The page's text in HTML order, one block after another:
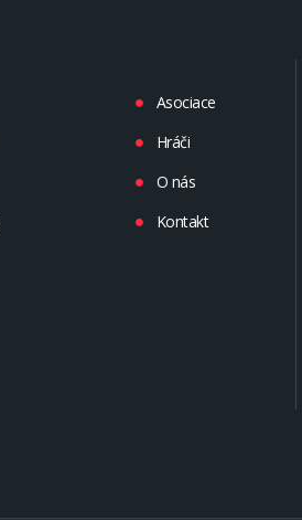
Asociace
Hráči
O nás
Kontakt